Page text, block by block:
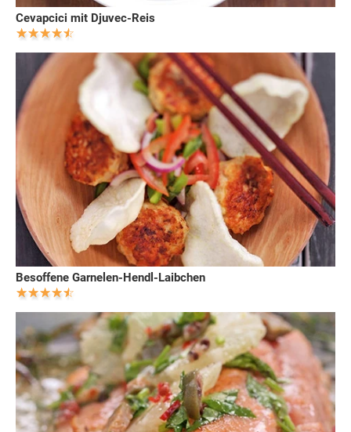
Cevapcici mit Djuvec-Reis
Besoffene Garnelen-Hendl-Laibchen